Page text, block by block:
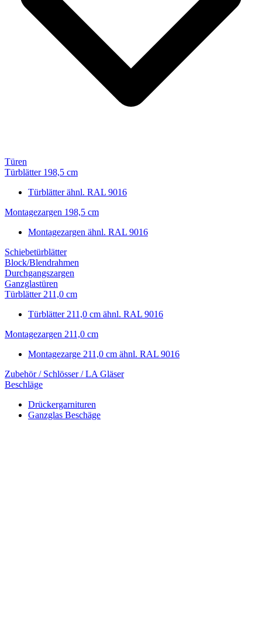
Türen
Türblätter 198,5 cm
Türblätter ähnl. RAL 9016
Montagezargen 198,5 cm
Montagezargen ähnl. RAL 9016
Schiebetürblätter
Block/Blendrahmen
Durchgangszargen
Ganzglastüren
Türblätter 211,0 cm
Türblätter 211,0 cm ähnl. RAL 9016
Montagezargen 211,0 cm
Montagezarge 211,0 cm ähnl. RAL 9016
Zubehör / Schlösser / LA Gläser
Beschläge
Drückergarnituren
Ganzglas Beschäge